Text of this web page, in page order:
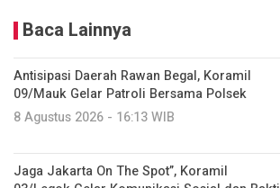
Baca Lainnya
Antisipasi Daerah Rawan Begal, Koramil
09/Mauk Gelar Patroli Bersama Polsek
8 Agustus 2026 - 16:13 WIB
Jaga Jakarta On The Spot”, Koramil